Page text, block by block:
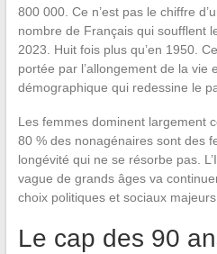
800 000. Ce n’est pas le chiffre
nombre de Français qui soufflent
2023. Huit fois plus qu’en 1950.
portée par l’allongement de la vie
démographique qui redessine le
Les femmes dominent largement
80 % des nonagénaires sont des
longévité qui ne se résorbe pas.
vague de grands âges va
choix politiques et sociaux majeurs.
Le cap des 90